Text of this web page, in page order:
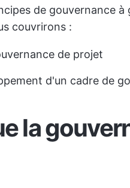
de gouvernance à
couvrirons :
de projet
d'un cadre de
la